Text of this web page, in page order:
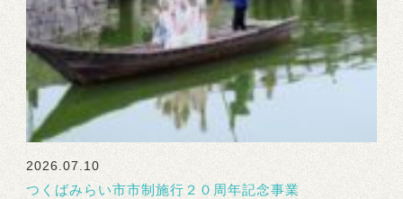
2026.07.10
つくばみらい市市制施行２０周年記念事業